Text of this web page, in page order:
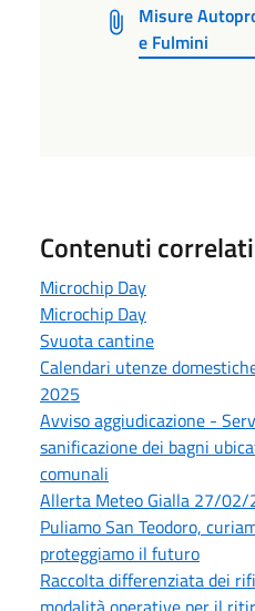
Misure
e Fulmini
Contenuti correlati
Microchip Day
Microchip Day
Svuota cantine
Calendari utenze
2025
Avviso aggiudicazione -
sanificazione dei bagni
comunali
Allerta Meteo Gialla 27/02/
Puliamo San Teodoro,
proteggiamo il futuro
Raccolta differenziata dei